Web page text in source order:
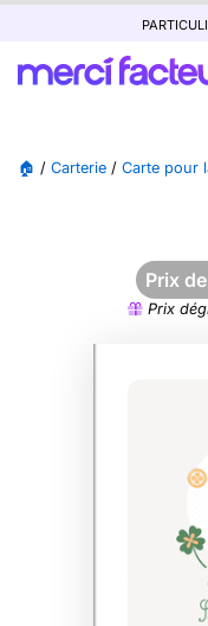
🏠 / Carterie / Carte pour
Prix
Prix